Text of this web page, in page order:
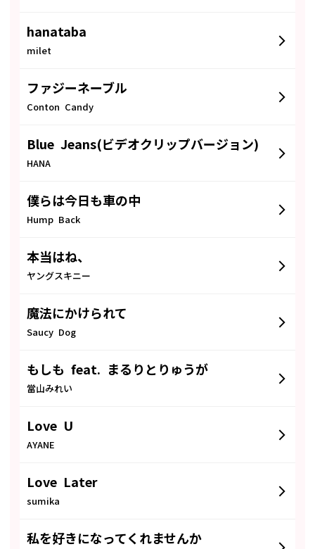
hanataba
milet
ファジーネーブル
Conton Candy
Blue Jeans(ビデオクリップバージョン)
HANA
僕らは今日も車の中
Hump Back
本当はね、
ヤングスキニー
魔法にかけられて
Saucy Dog
もしも feat. まるりとりゅうが
當山みれい
Love U
AYANE
Love Later
sumika
私を好きになってくれませんか